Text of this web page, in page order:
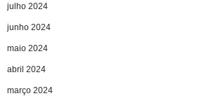
julho 2024
junho 2024
maio 2024
abril 2024
março 2024